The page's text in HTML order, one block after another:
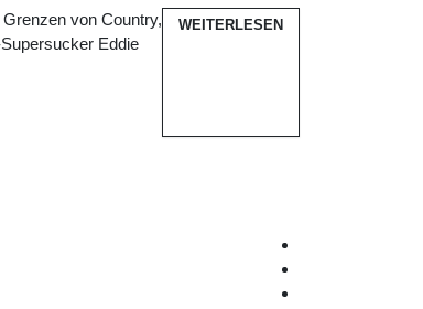
von Country,
Eddie
WEITERLESEN